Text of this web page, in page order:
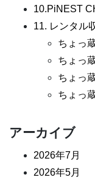
10.PiNEST
11. レンタル
ちょっ
ちょっ
ちょっ
ちょっ
アーカイブ
2026年7月
2026年5月